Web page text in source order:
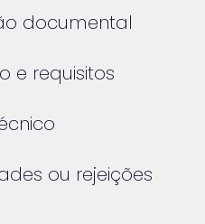
documental
e requisitos
ou rejeições